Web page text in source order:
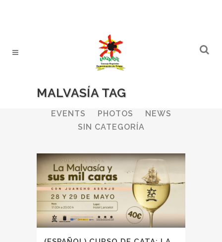
MALVASÍA TAG
ALL WINERIES
EVENTS
PHOTOS
NEWS
SIN CATEGORÍA